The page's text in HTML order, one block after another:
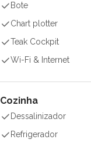
Bote
Chart plotter
Teak Cockpit
Wi-Fi & Internet
Cozinha
Dessalinizador
Refrigerador